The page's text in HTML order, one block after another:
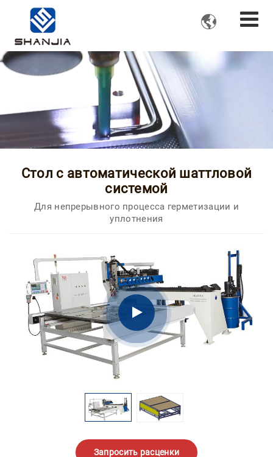

Стол с автоматической шаттловой
системой
Для непрерывного процесса герметизации и
уплотнения
Запросить расценки